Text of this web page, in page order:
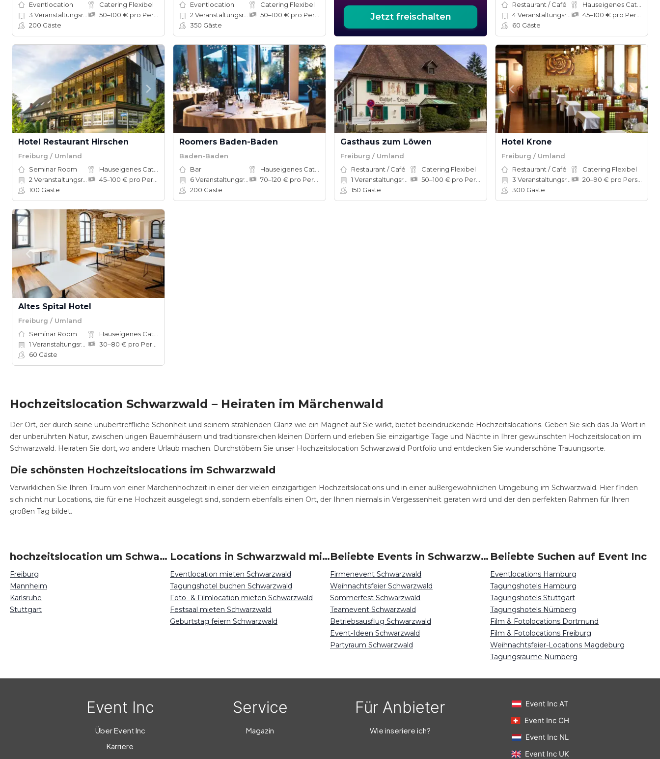
Eventlocation
Catering Flexibel
3 Veranstaltungsräume
200 Gäste
Eventlocation
Catering Flexibel
2 Veranstaltungsräume
350 Gäste
Jetzt freischalten
Restaurant / Café
4Veranstaltungsräume
60 Gäste
Hotel Restaurant Hirschen
Freiburg / Umland
Seminar Room
2 Veranstaltungsräume
100 Gäste
Roomers Baden-Baden
Baden-Baden
Bar
6Veranstaltungsräume
200 Gäste
Gasthaus zum Löwen
Freiburg / Umland
Restaurant / Café
Catering Flexibel
1 Veranstaltungsräume
150 Gäste
Hotel Krone
Freiburg / Umland
Restaurant / Café
Catering Flexibel
3 Veranstaltungsräume
300 Gäste
Altes Spital Hotel
Freiburg / Umland
Seminar Room
1 Veranstaltungsräume
60 Gäste
Hochzeitslocation Schwarzwald – Heiraten im Märchenwald
Der Ort, der durch seine unübertreffliche Schönheit und seinem strahlenden Glanz wie ein Magnet auf Sie wirkt, bietet beeindruckende Hochzeitslocations. Geben Sie sich das Ja-Wort in
der unberührten Natur, zwischen urigen Bauernhäusern und traditionsreichen kleinen Dörfern und erleben Sie einzigartige Tage und Nächte in Ihrer gewünschten Hochzeitslocation im
Schwarzwald. Heiraten Sie dort, wo andere Urlaub machen. Durchstöbern Sie unser Hochzeitslocation Schwarzwald Portfolio und entdecken Sie wunderschöne Trauungsorte.
Die schönsten Hochzeitslocations im Schwarzwald
Verwirklichen Sie Ihren Traum von einer Märchenhochzeit in einer der vielen einzigartigen Hochzeitslocations und in einer außergewöhnlichen Umgebung im Schwarzwald. Hier finden
sich nicht nur Locations, die für eine Hochzeit ausgelegt sind, sondern ebenfalls einen Ort, der Ihnen niemals in Vergessenheit geraten wird und der den perfekten Rahmen für Ihren
großen Tag bildet.
hochzeitslocation um Schwarzwald
Freiburg
Mannheim
Karlsruhe
Stuttgart
Locations in Schwarzwald mieten
Eventlocation mieten Schwarzwald
Tagungshotel buchen Schwarzwald
Foto- & Filmlocation mieten Schwarzwald
Festsaal mieten Schwarzwald
Geburtstag feiern Schwarzwald
Beliebte Events in Schwarzwald
Firmenevent Schwarzwald
Weihnachtsfeier Schwarzwald
Sommerfest Schwarzwald
Teamevent Schwarzwald
Betriebsausflug Schwarzwald
Event-Ideen Schwarzwald
Partyraum Schwarzwald
Beliebte Suchen auf Event Inc
Eventlocations Hamburg
Tagungshotels Hamburg
Tagungshotels Stuttgart
Tagungshotels Nürnberg
Film & Fotolocations Dortmund
Film & Fotolocations Freiburg
Weihnachtsfeier-Locations Magdeburg
Tagungsräume Nürnberg
Event Inc
Über Event Inc
Karriere
Service
Magazin
Für Anbieter
Wie inseriere ich?
Event Inc AT
Event Inc CH
Event Inc NL
Event Inc UK